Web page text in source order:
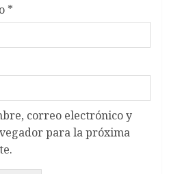
*
correo electrónico y
para la próxima